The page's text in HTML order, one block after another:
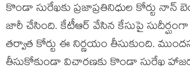
కొండా సురేఖకు ప్రజాప్రతినిధుల కోర్టు
జారీ చేసింది. కేటీఆర్ వేసిన కేసుపై
తర్వాత కోర్టు ఈ నిర్ణయం తీసుకుంది.
తీసుకోకుండా విచారణకు కొండా సురేఖ